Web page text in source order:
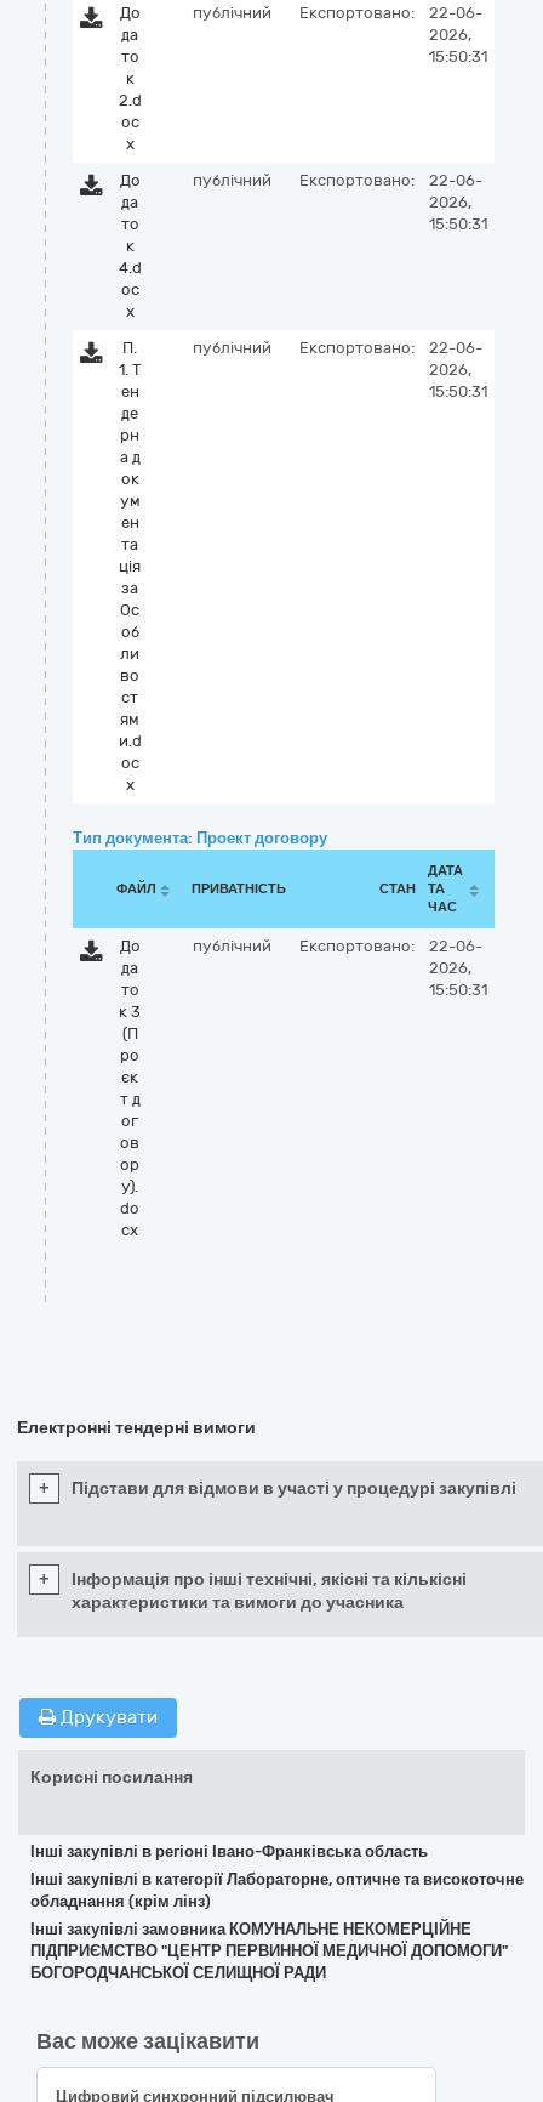
До
да
то
к
2.d
oc
x
публічний Експортовано:
22-06-
2026,
15:50:31
До
да
то
к
4.d
oc
x
публічний Експортовано:
22-06-
2026,
15:50:31
П.
1. Т
ен
де
рн
а д
ок
ум
ен
та
ція
за
Ос
об
ли
во
ст
ям
и.d
oc
x
публічний Експортовано:
22-06-
2026,
15:50:31
Тип документа: Проект договору
ФАЙЛ ПРИВАТНІСТЬ СТАН
ДАТА
ТА
ЧАС
До
да
то
к 3
(П
ро
єк
т д
ог
ов
ор
у).
do
cx
публічний Експортовано:
22-06-
2026,
15:50:31
Електронні тендерні вимоги
+ Підстави для відмови в участі у процедурі закупівлі
+
Інформація про інші технічні, якісні та кількісні
характеристики та вимоги до учасника
Друкувати
Корисні посилання
Інші закупівлі в регіоні Івано-Франківська область
Інші закупівлі в категорії Лабораторне, оптичне та високоточне
обладнання (крім лінз)
Інші закупівлі замовника КОМУНАЛЬНЕ НЕКОМЕРЦІЙНЕ
ПІДПРИЄМСТВО "ЦЕНТР ПЕРВИННОЇ МЕДИЧНОЇ ДОПОМОГИ"
БОГОРОДЧАНСЬКОЇ СЕЛИЩНОЇ РАДИ
Вас може зацікавити
Цифровий синхронний підсилювач